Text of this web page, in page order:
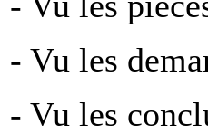
- Vu les
- Vu les